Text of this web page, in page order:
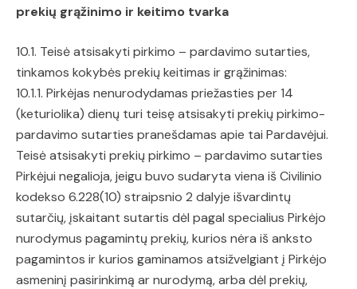
prekių grąžinimo ir keitimo tvarka
10.1. Teisė atsisakyti pirkimo – pardavimo sutarties,
tinkamos kokybės prekių keitimas ir grąžinimas:
10.1.1. Pirkėjas nenurodydamas priežasties per 14
(keturiolika) dienų turi teisę atsisakyti prekių pirkimo-
pardavimo sutarties pranešdamas apie tai Pardavėjui.
Teisė atsisakyti prekių pirkimo – pardavimo sutarties
Pirkėjui negalioja, jeigu buvo sudaryta viena iš Civilinio
kodekso 6.228(10) straipsnio 2 dalyje išvardintų
sutarčių, įskaitant sutartis dėl pagal specialius Pirkėjo
nurodymus pagamintų prekių, kurios nėra iš anksto
pagamintos ir kurios gaminamos atsižvelgiant į Pirkėjo
asmeninį pasirinkimą ar nurodymą, arba dėl prekių,